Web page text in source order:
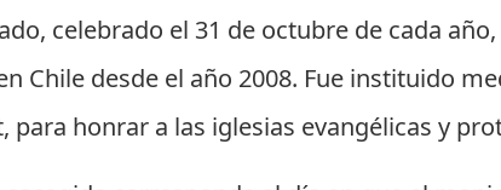
celebrado el 31 de octubre de cada
Chile desde el año 2008. Fue instituido
para honrar a las iglesias evangélicas y